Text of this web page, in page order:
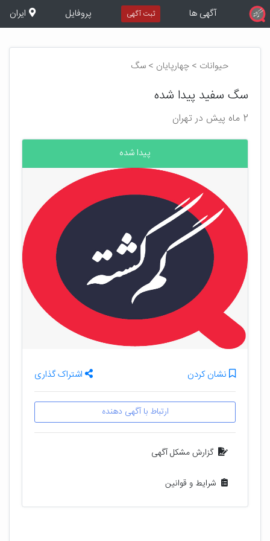
آگهی ها ثبت آگهی پروفایل ایران
حیوانات > چهارپایان > سگ
سگ سفید پیدا شده
2 ماه پیش در تهران
پیدا شده
نشان کردن اشتراک گذاری
ارتباط با آگهی دهنده
گزارش مشکل آگهی
شرایط و قوانین